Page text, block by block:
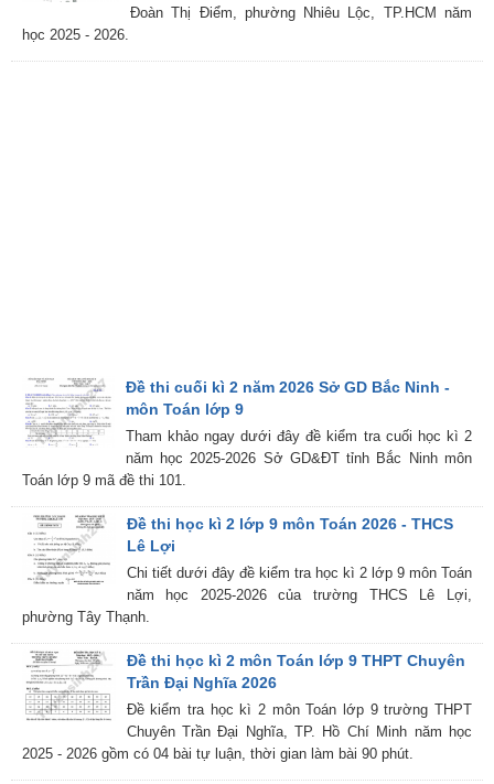
Đoàn Thị Điểm, phường Nhiêu Lộc, TP.HCM năm
học 2025 - 2026.
Đề thi cuối kì 2 năm 2026 Sở GD Bắc Ninh -
môn Toán lớp 9
Tham khảo ngay dưới đây đề kiểm tra cuối học kì 2
năm học 2025-2026 Sở GD&ĐT tỉnh Bắc Ninh môn
Toán lớp 9 mã đề thi 101.
Đề thi học kì 2 lớp 9 môn Toán 2026 - THCS
Lê Lợi
Chi tiết dưới đây đề kiểm tra học kì 2 lớp 9 môn Toán
năm học 2025-2026 của trường THCS Lê Lợi,
phường Tây Thạnh.
Đề thi học kì 2 môn Toán lớp 9 THPT Chuyên
Trần Đại Nghĩa 2026
Đề kiểm tra học kì 2 môn Toán lớp 9 trường THPT
Chuyên Trần Đại Nghĩa, TP. Hồ Chí Minh năm học
2025 - 2026 gồm có 04 bài tự luận, thời gian làm bài 90 phút.